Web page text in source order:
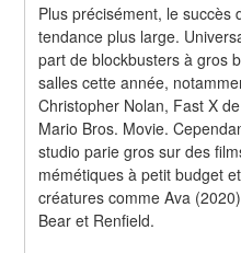
Plus précisément, le
tendance plus large.
part de blockbusters à gros
salles cette année,
Christopher Nolan, Fast X
Mario Bros. Movie.
studio parie gros sur des
mémétiques à petit budget
créatures comme Ava
Bear et Renfield.